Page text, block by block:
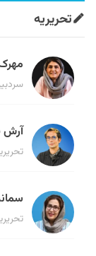
تحریریه
آرش